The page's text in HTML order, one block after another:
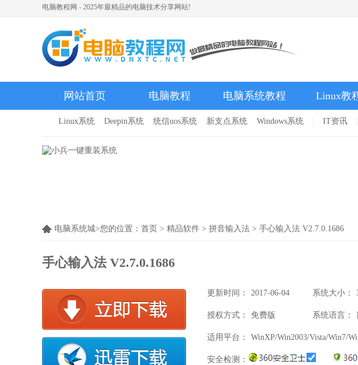
电脑教程网 - 2025年最精品的电脑技术分享网站!
网站首页 电脑教程 电脑系统教程 Linux教
Linux系统 Deepin系统 统信uos系统 新支点系统 Windows系统 IT资讯
电脑系统城>您的位置： 首页 > 精品软件 > 拼音输入法 > 手心输入法 V2.7.0.1686
手心输入法 V2.7.0.1686
更新时间： 2017-06-04
22:11:03
系统大小：
授权方式： 免费版 系统语言：
适用平台： WinXP/Win2003/Vista/Win7/
安全检测：